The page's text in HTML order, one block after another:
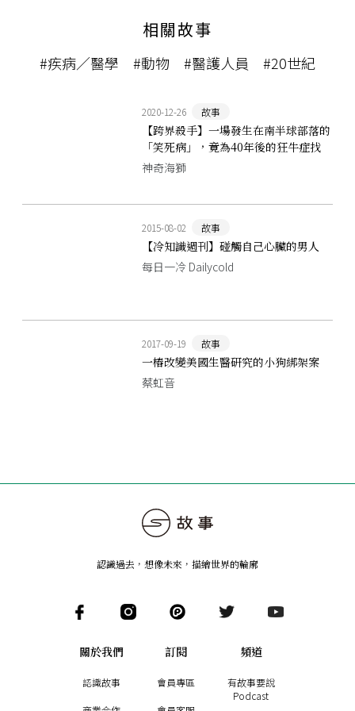
相關故事
#疾病／醫學 #動物 #醫護人員 #20世紀
2020-12-26 故事
【跨界殺手】一場發生在南半球部落的
「笑死病」，竟為40年後的狂牛症找
到了病因？新幾內亞的「庫魯症」
神奇海獅
2015-08-02 故事
【冷知識週刊】碰觸自己心臟的男人
每日一冷 Dailycold
2017-09-19 故事
一樁改變美國生醫研究的小狗綁架案
蔡虹音
認識過去，想像未來 ， 描繪世界的輪廓
關於我們
認識故事
訂閱
會員專區
頻道
有故事要說
Podcast